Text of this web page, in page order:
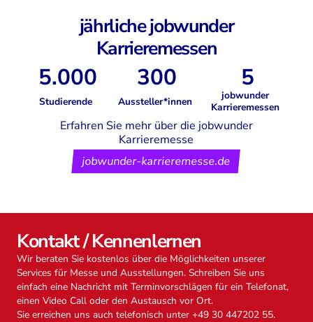
jährliche jobwunder
Karrieremessen
5.000
Studierende
300
Aussteller*innen
5
jobwunder
Karrieremessen
Erfahren Sie mehr über die jobwunder
Karrieremesse
jobwunder-karrieremesse.de
Kontakt / Kennenlernen
Wir beraten Sie kostenlos über die Möglichkeiten unserer
Services für Messe und Ausstellungen. Schreiben Sie uns
einfach eine Nachricht mit Terminvorschlägen für ein Telefonat,
einen Video Call oder den Austausch vor Ort.
Sie erreichen uns auch telefonisch unter +49 30 447202 55.